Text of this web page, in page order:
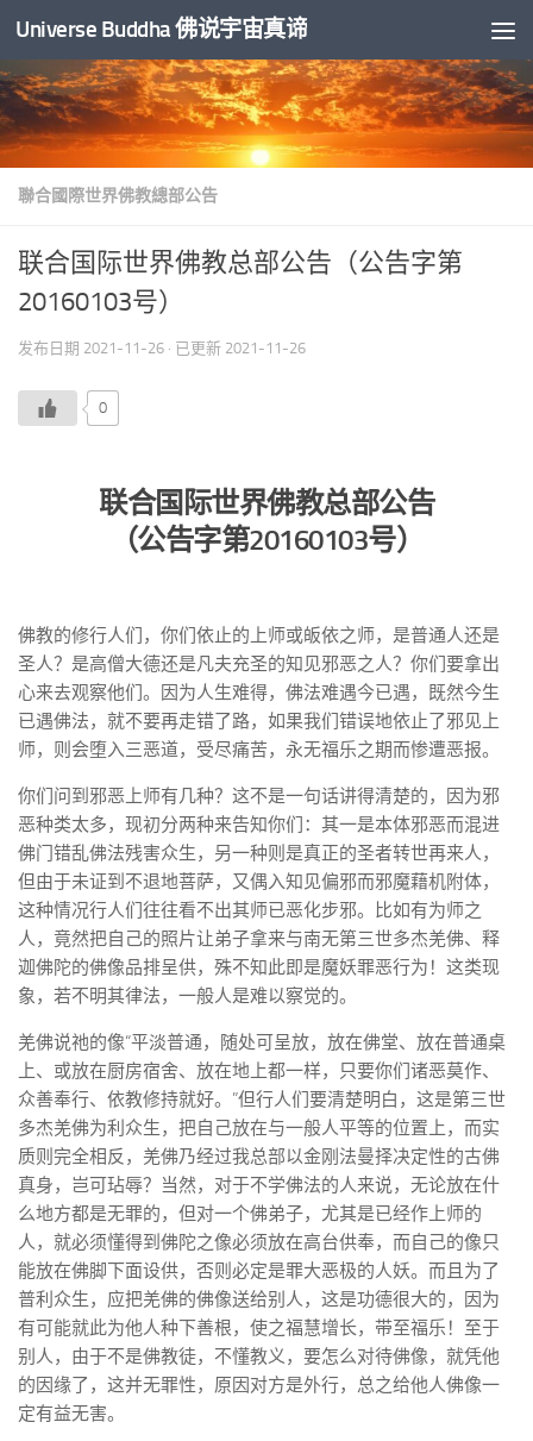
跳至内容
Universe Buddha 佛说宇宙真谛
聯合國際世界佛教總部公告
联合国际世界佛教总部公告（公告字第
20160103号）
发布日期 2021-11-26 · 已更新 2021-11-26
0
联合国际世界佛教总部公告
（公告字第20160103号）
佛教的修行人们，你们依止的上师或皈依之师，是普通人还是
圣人？是高僧大德还是凡夫充圣的知见邪恶之人？你们要拿出
心来去观察他们。因为人生难得，佛法难遇今已遇，既然今生
已遇佛法，就不要再走错了路，如果我们错误地依止了邪见上
师，则会堕入三恶道，受尽痛苦，永无福乐之期而惨遭恶报。
你们问到邪恶上师有几种？这不是一句话讲得清楚的，因为邪
恶种类太多，现初分两种来告知你们：其一是本体邪恶而混进
佛门错乱佛法残害众生，另一种则是真正的圣者转世再来人，
但由于未证到不退地菩萨，又偶入知见偏邪而邪魔藉机附体，
这种情况行人们往往看不出其师已恶化步邪。比如有为师之
人，竟然把自己的照片让弟子拿来与南无第三世多杰羌佛、释
迦佛陀的佛像品排呈供，殊不知此即是魔妖罪恶行为！这类现
象，若不明其律法，一般人是难以察觉的。
羌佛说祂的像“平淡普通，随处可呈放，放在佛堂、放在普通桌
上、或放在厨房宿舍、放在地上都一样，只要你们诸恶莫作、
众善奉行、依教修持就好。”但行人们要清楚明白，这是第三世
多杰羌佛为利众生，把自己放在与一般人平等的位置上，而实
质则完全相反，羌佛乃经过我总部以金刚法曼择决定性的古佛
真身，岂可玷辱？当然，对于不学佛法的人来说，无论放在什
么地方都是无罪的，但对一个佛弟子，尤其是已经作上师的
人，就必须懂得到佛陀之像必须放在高台供奉，而自己的像只
能放在佛脚下面设供，否则必定是罪大恶极的人妖。而且为了
普利众生，应把羌佛的佛像送给别人，这是功德很大的，因为
有可能就此为他人种下善根，使之福慧增长，带至福乐！至于
别人，由于不是佛教徒，不懂教义，要怎么对待佛像，就凭他
的因缘了，这并无罪性，原因对方是外行，总之给他人佛像一
定有益无害。